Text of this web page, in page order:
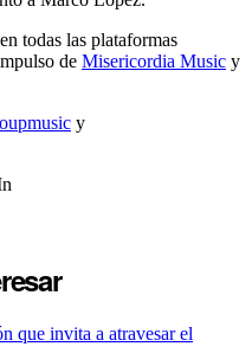
todas las plataformas
de Misericordia Music y
y